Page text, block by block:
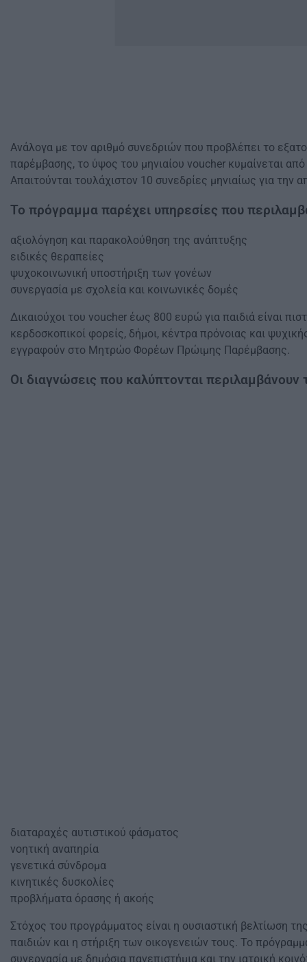
Ανάλογα με τον αριθμό συνεδριών που προβλέπει το
παρέμβασης, το ύψος του μηνιαίου voucher κυμαίνεται
Απαιτούνται τουλάχιστον 10 συνεδρίες μηνιαίως για την
Το πρόγραμμα παρέχει υπηρεσίες που
αξιολόγηση και παρακολούθηση της ανάπτυξης
ειδικές θεραπείες
ψυχοκοινωνική υποστήριξη των γονέων
συνεργασία με σχολεία και κοινωνικές δομές
Δικαιούχοι του voucher έως 800 ευρώ για παιδιά είναι
κερδοσκοπικοί φορείς, δήμοι, κέντρα πρόνοιας και
εγγραφούν στο Μητρώο Φορέων Πρώιμης Παρέμβασης.
Οι διαγνώσεις που καλύπτονται περιλαμβάνουν
διαταραχές αυτιστικού φάσματος
νοητική αναπηρία
γενετικά σύνδρομα
κινητικές δυσκολίες
προβλήματα όρασης ή ακοής
Στόχος του προγράμματος είναι η ουσιαστική βελτίωση
παιδιών και η στήριξη των οικογενειών τους. Το
συνεργασία με δημόσια πανεπιστήμια και την ιατρική